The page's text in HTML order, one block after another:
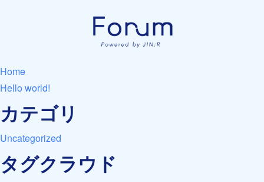
Home
Hello world!
カテゴリ
Uncategorized
タグクラウド